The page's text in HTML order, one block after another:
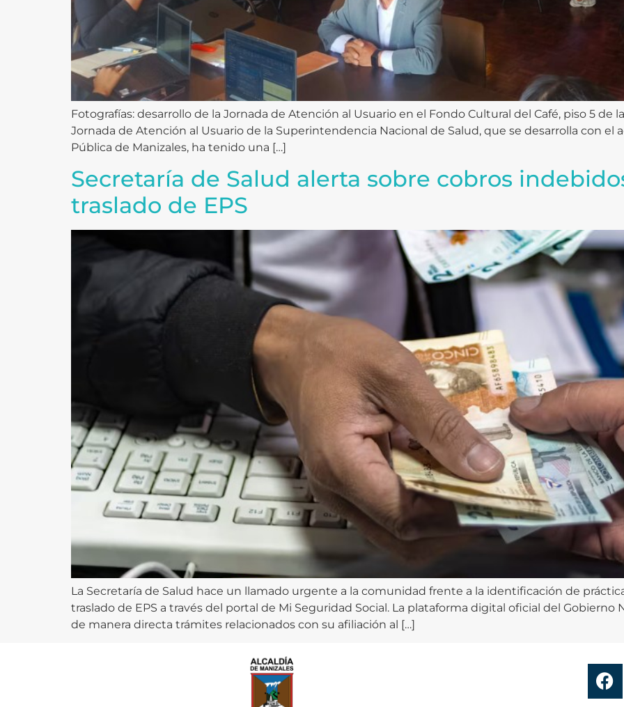
Fotografías: desarrollo de la Jornada de Atención al Usuario en el Fondo Cultural del Café, piso 5 de
Jornada de Atención al Usuario de la Superintendencia Nacional de Salud, que se desarrolla con el
Pública de Manizales, ha tenido una […]
Secretaría de Salud alerta sobre cobros
traslado de EPS
La Secretaría de Salud hace un llamado urgente a la comunidad frente a la identificación de
traslado de EPS a través del portal de Mi Seguridad Social. La plataforma digital oficial del
de manera directa trámites relacionados con su afiliación al […]